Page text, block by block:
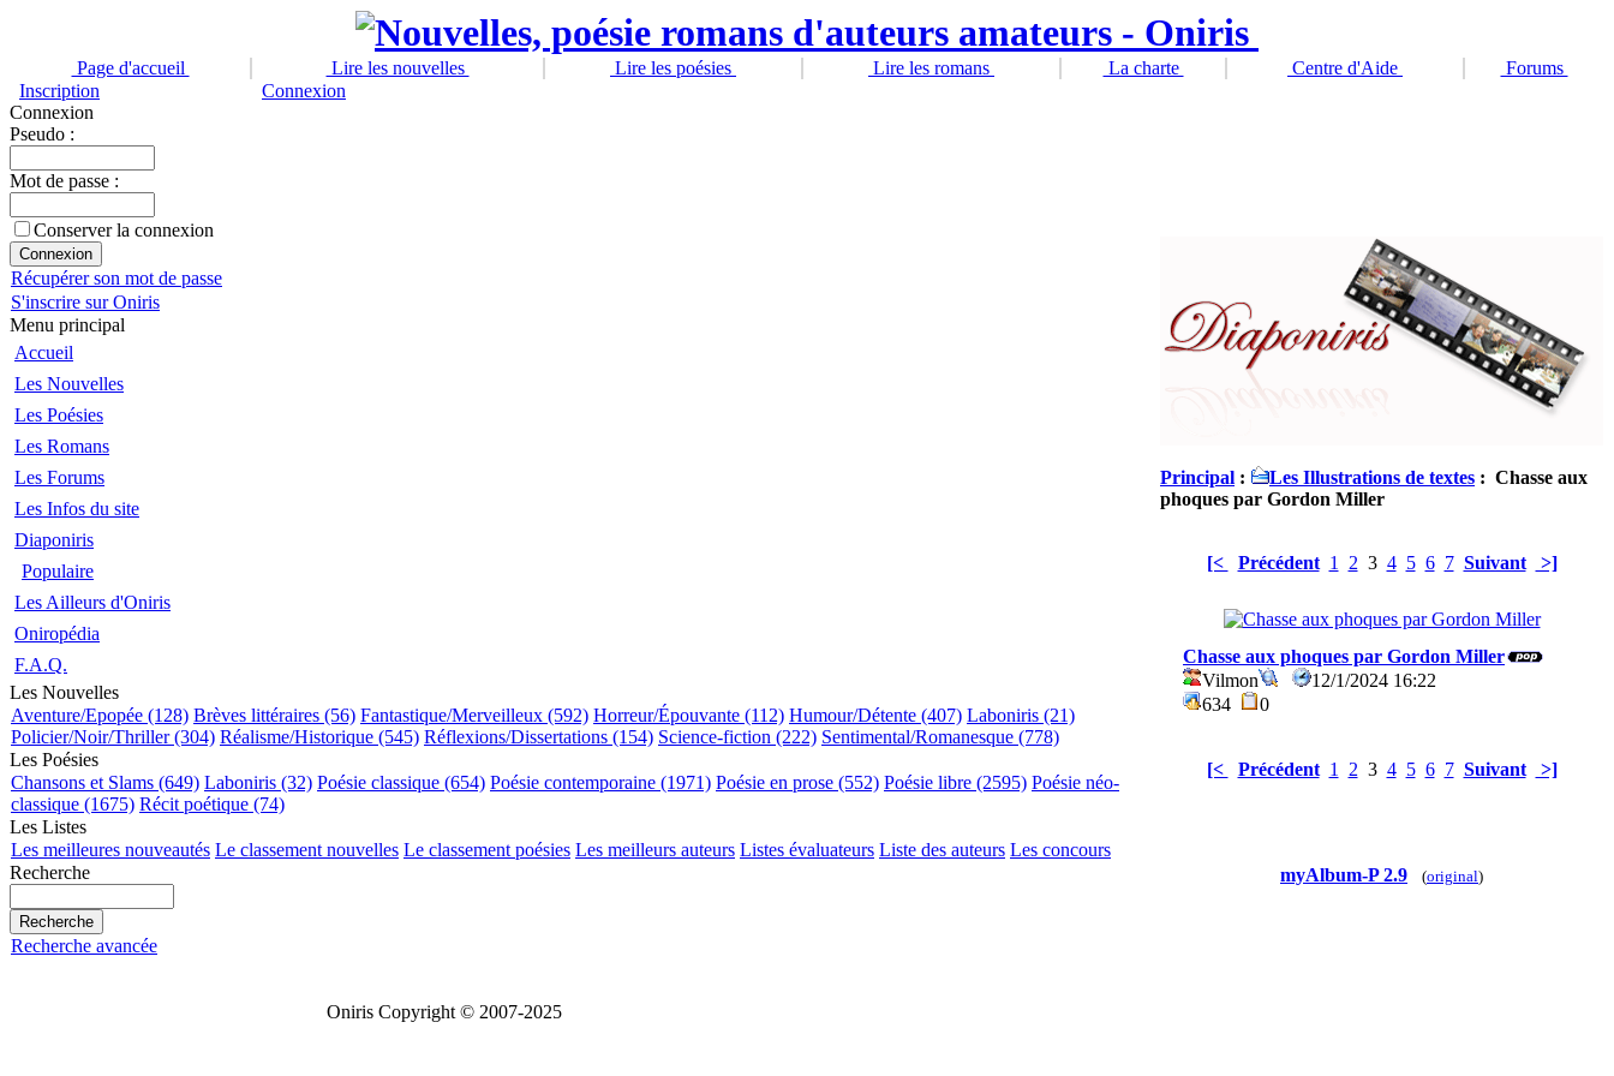
Page d'accueil Lire les nouvelles Lire les poésies Lire les romans La charte Centre d'Aide
Forums
Inscription
Connexion
Connexion
Pseudo :
Mot de passe :
Conserver la connexion
Récupérer son mot de passe
S'inscrire sur Oniris
Menu principal
Accueil
Les Nouvelles
Les Poésies
Les Romans
Les Forums
Les Infos du site
Diaponiris
Populaire
Les Ailleurs d'Oniris
Oniropédia
F.A.Q.
Les Nouvelles
Aventure/Epopée (128) Brèves littéraires (56) Fantastique/Merveilleux (592) Horreur/Épouvante (112) Humour/Détente (407) Laboniris (21)
Policier/Noir/Thriller (304) Réalisme/Historique (545) Réflexions/Dissertations (154) Science-fiction (222) Sentimental/Romanesque (778)
Les Poésies
Chansons et Slams (649) Laboniris (32) Poésie classique (654) Poésie contemporaine (1971) Poésie en prose (552) Poésie libre (2595) Poésie néo-
classique (1675) Récit poétique (74)
Les Listes
Les meilleures nouveautés Le classement nouvelles Le classement poésies Les meilleurs auteurs Listes évaluateurs Liste des auteurs Les concours
Recherche
Recherche avancée
Principal : Les Illustrations de textes : Chasse aux
phoques par Gordon Miller
[< Précédent 1 2 3 4 5 6 7 Suivant >]
Chasse aux phoques par Gordon Miller
Vilmon
12/1/2024 16:22
634
0
[< Précédent 1 2 3 4 5 6 7 Suivant >]
myAlbum-P 2.9 (original)
Oniris Copyright © 2007-2025